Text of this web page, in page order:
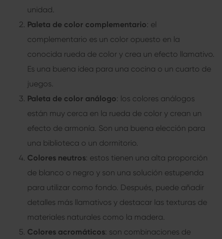
unidad.
Paleta de color complementario: el
complementario es un color opuesto en la
conocida rueda de color y crea un efecto llamativo.
Es una buena idea para una cocina o un cuarto de
juegos.
Paleta de color análogo: los colores análogos
están muy cerca en la rueda de color y crean un
efecto de armonía. Son una buena elección para
una biblioteca o un dormitorio.
Colores neutros: estos tienen una alta proporción
de blanco o negro y son una solución estupenda
para utilizar como fondo. Después, puede añadir
detalles más llamativos y destacar las texturas de
materiales naturales como la madera.
Colores acromáticos: son combinaciones de